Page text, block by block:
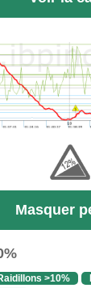
Masquer
>10%